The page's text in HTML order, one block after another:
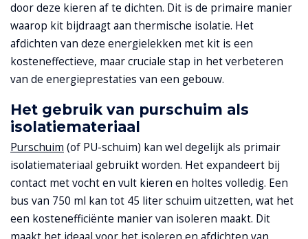
door deze kieren af te dichten. Dit is de primaire manier
waarop kit bijdraagt aan thermische isolatie. Het
afdichten van deze energielekken met kit is een
kosteneffectieve, maar cruciale stap in het verbeteren
van de energieprestaties van een gebouw.
Het gebruik van purschuim als
isolatiemateriaal
Purschuim (of PU-schuim) kan wel degelijk als primair
isolatiemateriaal gebruikt worden. Het expandeert bij
contact met vocht en vult kieren en holtes volledig. Een
bus van 750 ml kan tot 45 liter schuim uitzetten, wat het
een kostenefficiënte manier van isoleren maakt. Dit